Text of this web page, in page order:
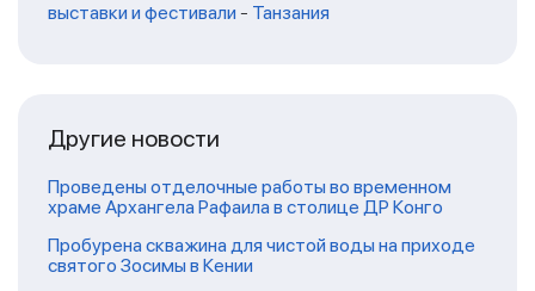
выставки и фестивали - Танзания
Другие новости
Проведены отделочные работы во временном
храме Архангела Рафаила в столице ДР Конго
Пробурена скважина для чистой воды на приходе
святого Зосимы в Кении